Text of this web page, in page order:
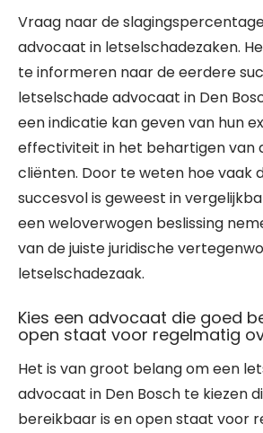
Vraag naar de
advocaat in letselschadezaken.
te informeren naar de eerdere
letselschade advocaat in Den
een indicatie kan geven van hun
effectiviteit in het behartigen van
cliënten. Door te weten hoe vaak
succesvol is geweest in
een weloverwogen beslissing
van de juiste juridische
letselschadezaak.
Kies een advocaat die goed
open staat voor regelmatig
Het is van groot belang om een
advocaat in Den Bosch te kiezen
bereikbaar is en open staat voor